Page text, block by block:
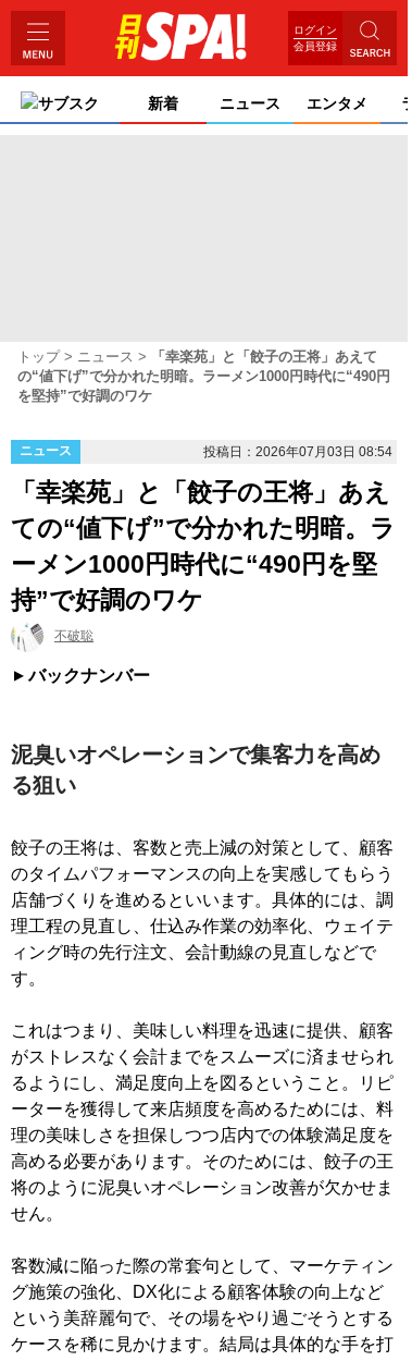
ログイン
会員登録
サブスク 新着 ニュース エンタメ
トップ ニュース
「幸楽苑」と「餃子の王将」あえて
の“値下げ”で分かれた明暗。ラーメン1000円時代に“490円
を堅持”で好調のワケ
ニュース 投稿日：2026年07月03日 08:54
「幸楽苑」と「餃子の王将」あえ
ての“値下げ”で分かれた明暗。ラ
ーメン1000円時代に“490円を堅
持”で好調のワケ
不破聡
バックナンバー
泥臭いオペレーションで集客力を高め
る狙い
餃子の王将は、客数と売上減の対策として、顧客
のタイムパフォーマンスの向上を実感してもらう
店舗づくりを進めるといいます。具体的には、調
理工程の見直し、仕込み作業の効率化、ウェイテ
ィング時の先行注文、会計動線の見直しなどで
す。
これはつまり、美味しい料理を迅速に提供、顧客
がストレスなく会計までをスムーズに済ませられ
るようにし、満足度向上を図るということ。リピ
ーターを獲得して来店頻度を高めるためには、料
理の美味しさを担保しつつ店内での体験満足度を
高める必要があります。そのためには、餃子の王
将のように泥臭いオペレーション改善が欠かせま
せん。
客数減に陥った際の常套句として、マーケティン
グ施策の強化、DX化による顧客体験の向上など
という美辞麗句で、その場をやり過ごそうとする
ケースを稀に見かけます。結局は具体的な手を打